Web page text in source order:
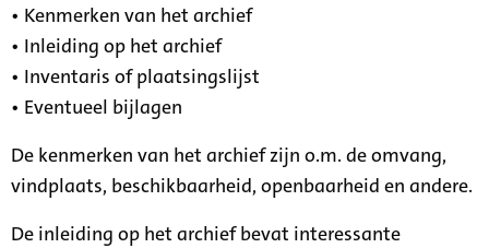
• Kenmerken van het archief
• Inleiding op het archief
• Inventaris of plaatsingslijst
• Eventueel bijlagen
De kenmerken van het archief zijn o.m. de omvang,
vindplaats, beschikbaarheid, openbaarheid en andere.
De inleiding op het archief bevat interessante